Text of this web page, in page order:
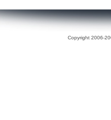
Copyright 2006-